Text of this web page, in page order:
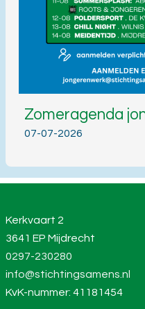
Zomeragenda
07-07-2026
Kerkvaart 2
3641 EP Mijdrecht
0297-230280
info@stichtingsamens.nl
KvK-nummer: 41181454